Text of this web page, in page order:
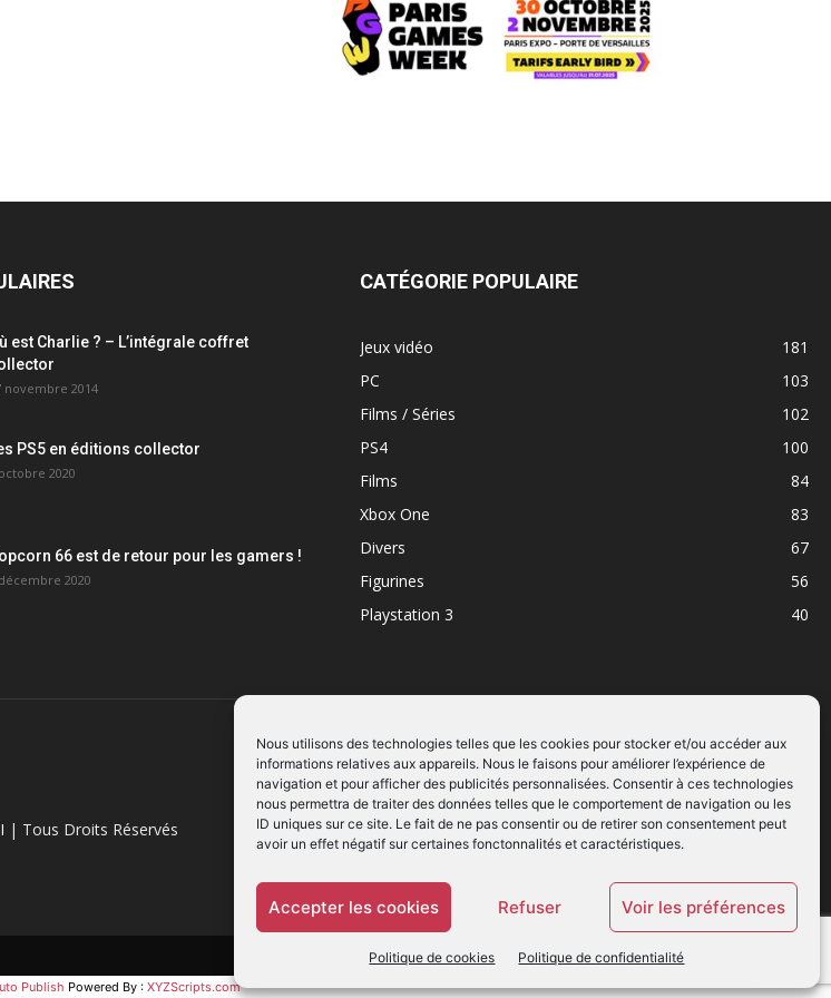
Nous utilisons des technologies telles que les cookies pour stocker et/ou accéder aux
informations relatives aux appareils. Nous le faisons pour améliorer l’expérience de
navigation et pour afficher des publicités personnalisées. Consentir à ces technologies
nous permettra de traiter des données telles que le comportement de navigation ou les
ID uniques sur ce site. Le fait de ne pas consentir ou de retirer son consentement peut
avoir un effet négatif sur certaines fonctonnalités et caractéristiques.
Accepter les cookies Refuser Voir les préférences
Politique de cookies Politique de confidentialité
est Charlie ? – L’intégrale coffret
novembre 2014
PS5 en éditions collector
2020
66 est de retour pour les gamers !
2020
CATÉGORIE POPULAIRE
Jeux vidéo
181
PC
103
Films / Séries
102
PS4
100
Films
84
Xbox One
83
Divers
67
Figurines
56
Playstation 3
40
| Tous Droits Réservés
SUIVEZ NOUS
Publish Powered By : XYZScripts.com